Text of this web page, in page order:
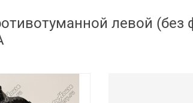
левой (без